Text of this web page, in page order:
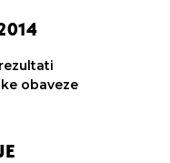
obaveze